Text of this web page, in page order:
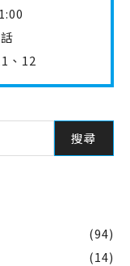
、12
搜尋
(94)
(14)